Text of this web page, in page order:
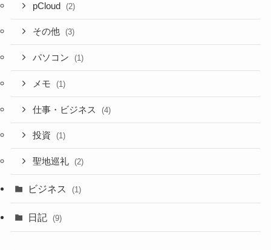
pCloud (2)
その他 (3)
パソコン (1)
メモ (1)
仕事・ビジネス (4)
投資 (1)
聖地巡礼 (2)
ビジネス (1)
日記 (9)